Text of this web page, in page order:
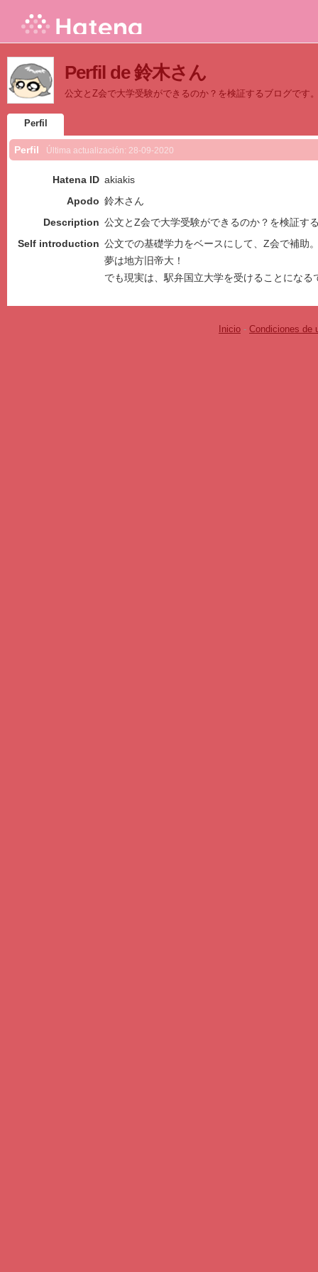
Perfil de 鈴木さん
公文とZ会で大学受験ができるのか？を検証するブログです
Perfil
Perfil Última actualización: 28-09-2020
Hatena ID akiakis
Apodo 鈴木さん
Description 公文とZ会で大学受験ができるのか？を検証す
Self introduction 公文での基礎学力をベースにして、Z会で補助
夢は地方旧帝大！
でも現実は、駅弁国立大学を受けることにな
Inicio - Condiciones de